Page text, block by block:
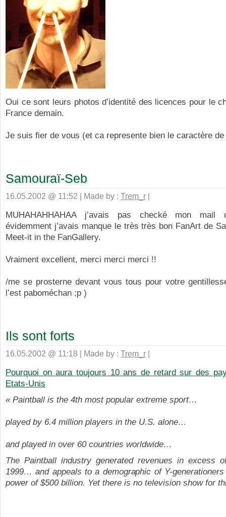
Oui ce sont leurs photos d’identité des licences pour le
France demain.
Je suis fier de vous (et ca represente bien le caractère
Samouraï-Seb
16.05.2002 @ 11:52 | Made by : Trem_r |
MUHAHAHHAHAA j’avais pas checké mon
évidemment j’avais manque le très très bon FanArt de
Meet-it in the FanGallery.
Vraiment excellent, merci merci merci !!
/me se prosterne devant vous tous pour votre
l’est paboméchan ;p )
Ils sont forts
16.05.2002 @ 11:18 | Made by : Trem_r |
Pourquoi on aura toujours 10 ans de retard sur des
Etats-Unis
« Paintball is the 4th most popular extreme sport…
played by 6.4 million players in the U.S. alone…
and played in over 60 countries worldwide…
The Paintball industry generated revenues in excess
1999… and appeals to a demographic of Y-
power of $500 billion. Yet there is no television show for